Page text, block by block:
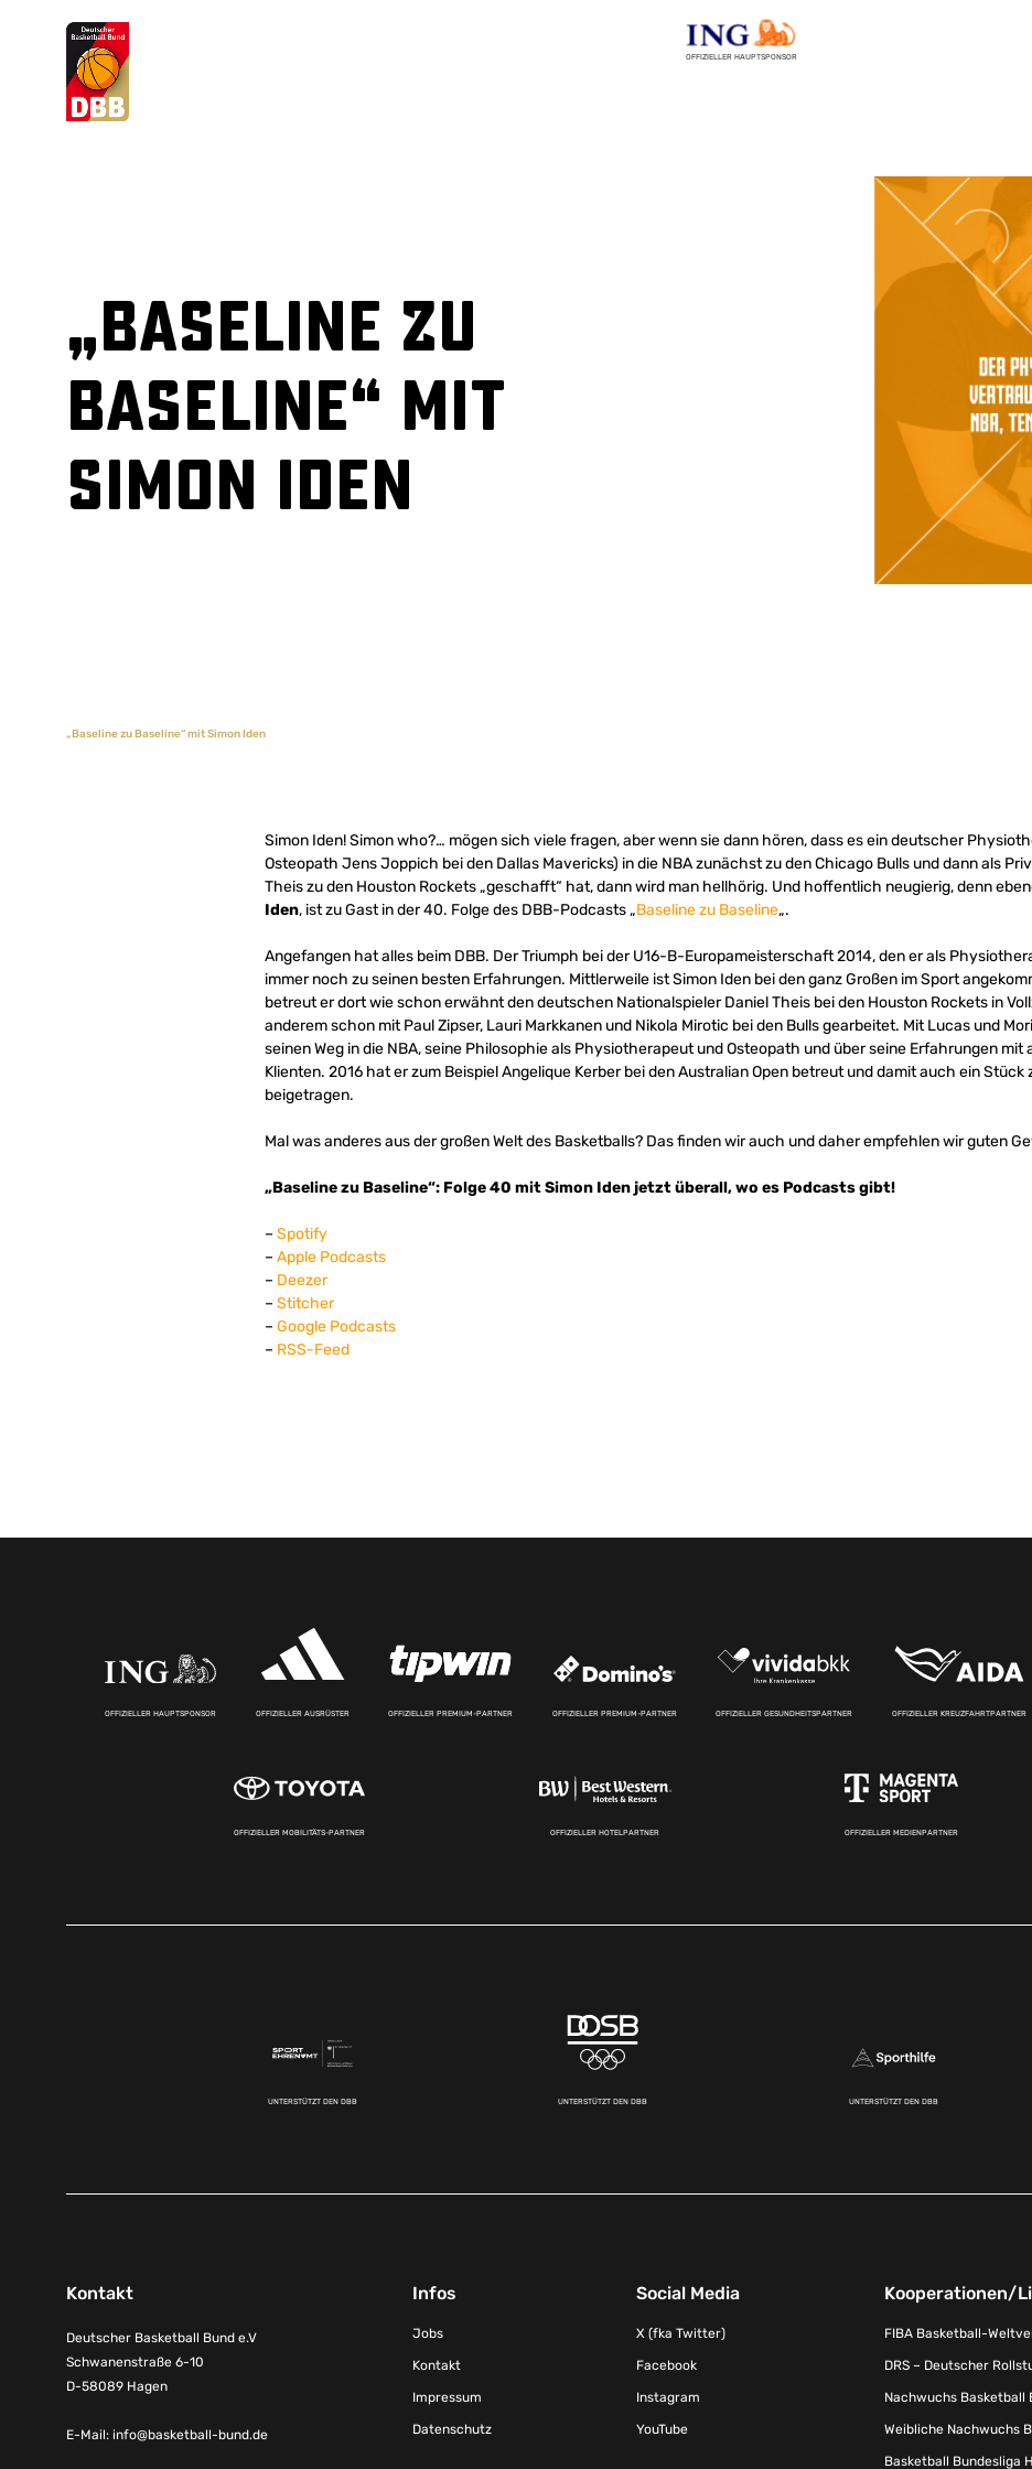
OFFIZIELLER HAUPTSPONSOR
Suchvorschläge
„Baseline zu
Baseline“ mit
Simon Iden
„Baseline zu Baseline“ mit Simon Iden
Simon Iden! Simon who?… mögen sich viele fragen, aber wenn sie dann hören, dass es ein deutscher
Osteopath Jens Joppich bei den Dallas Mavericks) in die NBA zunächst zu den Chicago Bulls und dann als
Theis zu den Houston Rockets „geschafft“ hat, dann wird man hellhörig. Und hoffentlich neugierig, denn
Iden, ist zu Gast in der 40. Folge des DBB-Podcasts „Baseline zu Baseline„.
Angefangen hat alles beim DBB. Der Triumph bei der U16-B-Europameisterschaft 2014, den er als
immer noch zu seinen besten Erfahrungen. Mittlerweile ist Simon Iden bei den ganz Großen im Sport
betreut er dort wie schon erwähnt den deutschen Nationalspieler Daniel Theis bei den Houston Rockets in
anderem schon mit Paul Zipser, Lauri Markkanen und Nikola Mirotic bei den Bulls gearbeitet. Mit Lucas und
seinen Weg in die NBA, seine Philosophie als Physiotherapeut und Osteopath und über seine Erfahrungen
Klienten. 2016 hat er zum Beispiel Angelique Kerber bei den Australian Open betreut und damit auch ein
beigetragen.
Mal was anderes aus der großen Welt des Basketballs? Das finden wir auch und daher empfehlen wir guten
„Baseline zu Baseline“: Folge 40 mit Simon Iden jetzt überall, wo es Podcasts gibt!
– Spotify
– Apple Podcasts
– Deezer
– Stitcher
– Google Podcasts
– RSS-Feed
OFFIZIELLER HAUPTSPONSOR OFFIZIELLER AUSRÜSTER OFFIZIELLER PREMIUM-PARTNER OFFIZIELLER PREMIUM-PARTNER OFFIZIELLER GESUNDHEITSPARTNER OFFIZIELLER KREUZFAHRTPARTNER
OFFIZIELLER MOBILITÄTS-PARTNER OFFIZIELLER HOTELPARTNER OFFIZIELLER MEDIENPARTNER
UNTERSTÜTZT DEN DBB UNTERSTÜTZT DEN DBB UNTERSTÜTZT DEN DBB
Kontakt
Deutscher Basketball Bund e.V
Schwanenstraße 6-10
D-58089 Hagen
E-Mail: info@basketball-bund.de
Infos
Jobs
Kontakt
Impressum
Datenschutz
Social Media
X (fka Twitter)
Facebook
Instagram
YouTube
Kooperationen/
FIBA Basketball-
DRS – Deutscher
Nachwuchs Basketball
Weibliche Nachwuchs
Basketball Bundesliga